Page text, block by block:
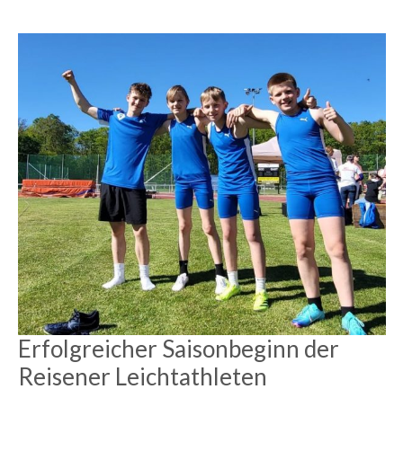
Erfolgreicher Saisonbeginn der
Reisener Leichtathleten